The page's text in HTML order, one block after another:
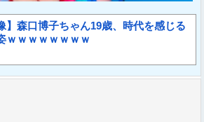
】森口博子ちゃん19歳、時代を感じる
ｗｗｗｗｗｗｗｗ